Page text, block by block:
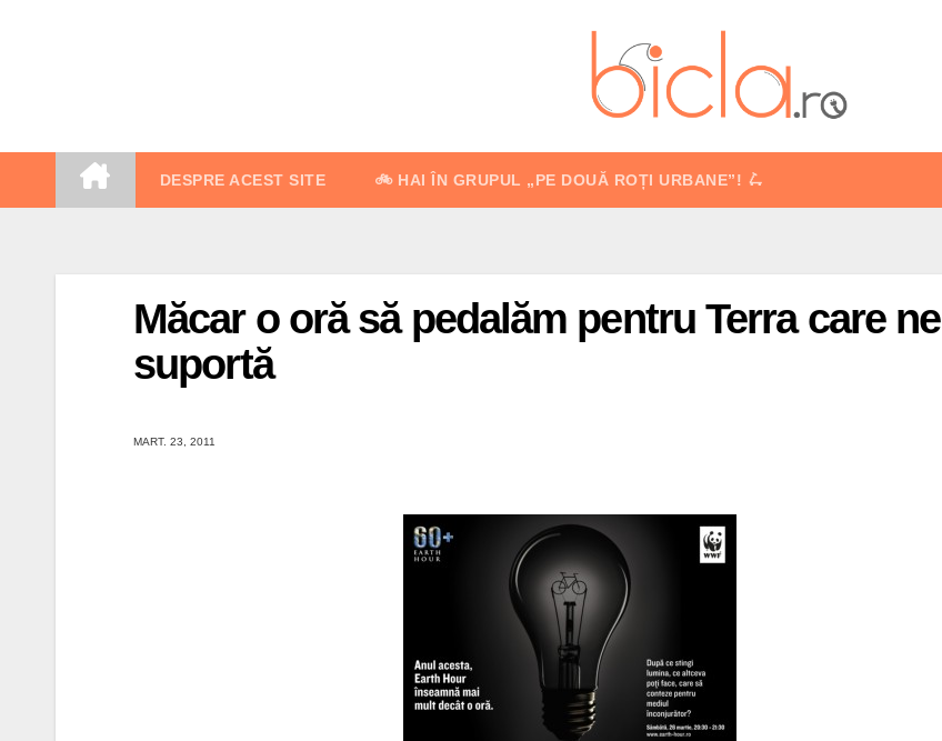
DESPRE ACEST SITE 🚲 HAI ÎN GRUPUL „PE DOUĂ ROȚI URBANE”! 🛴
Măcar o oră să pedalăm pentru Terra care ne
suportă
MART. 23, 2011